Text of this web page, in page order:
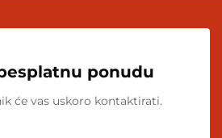
ponudu
će vas uskoro kontaktirati.